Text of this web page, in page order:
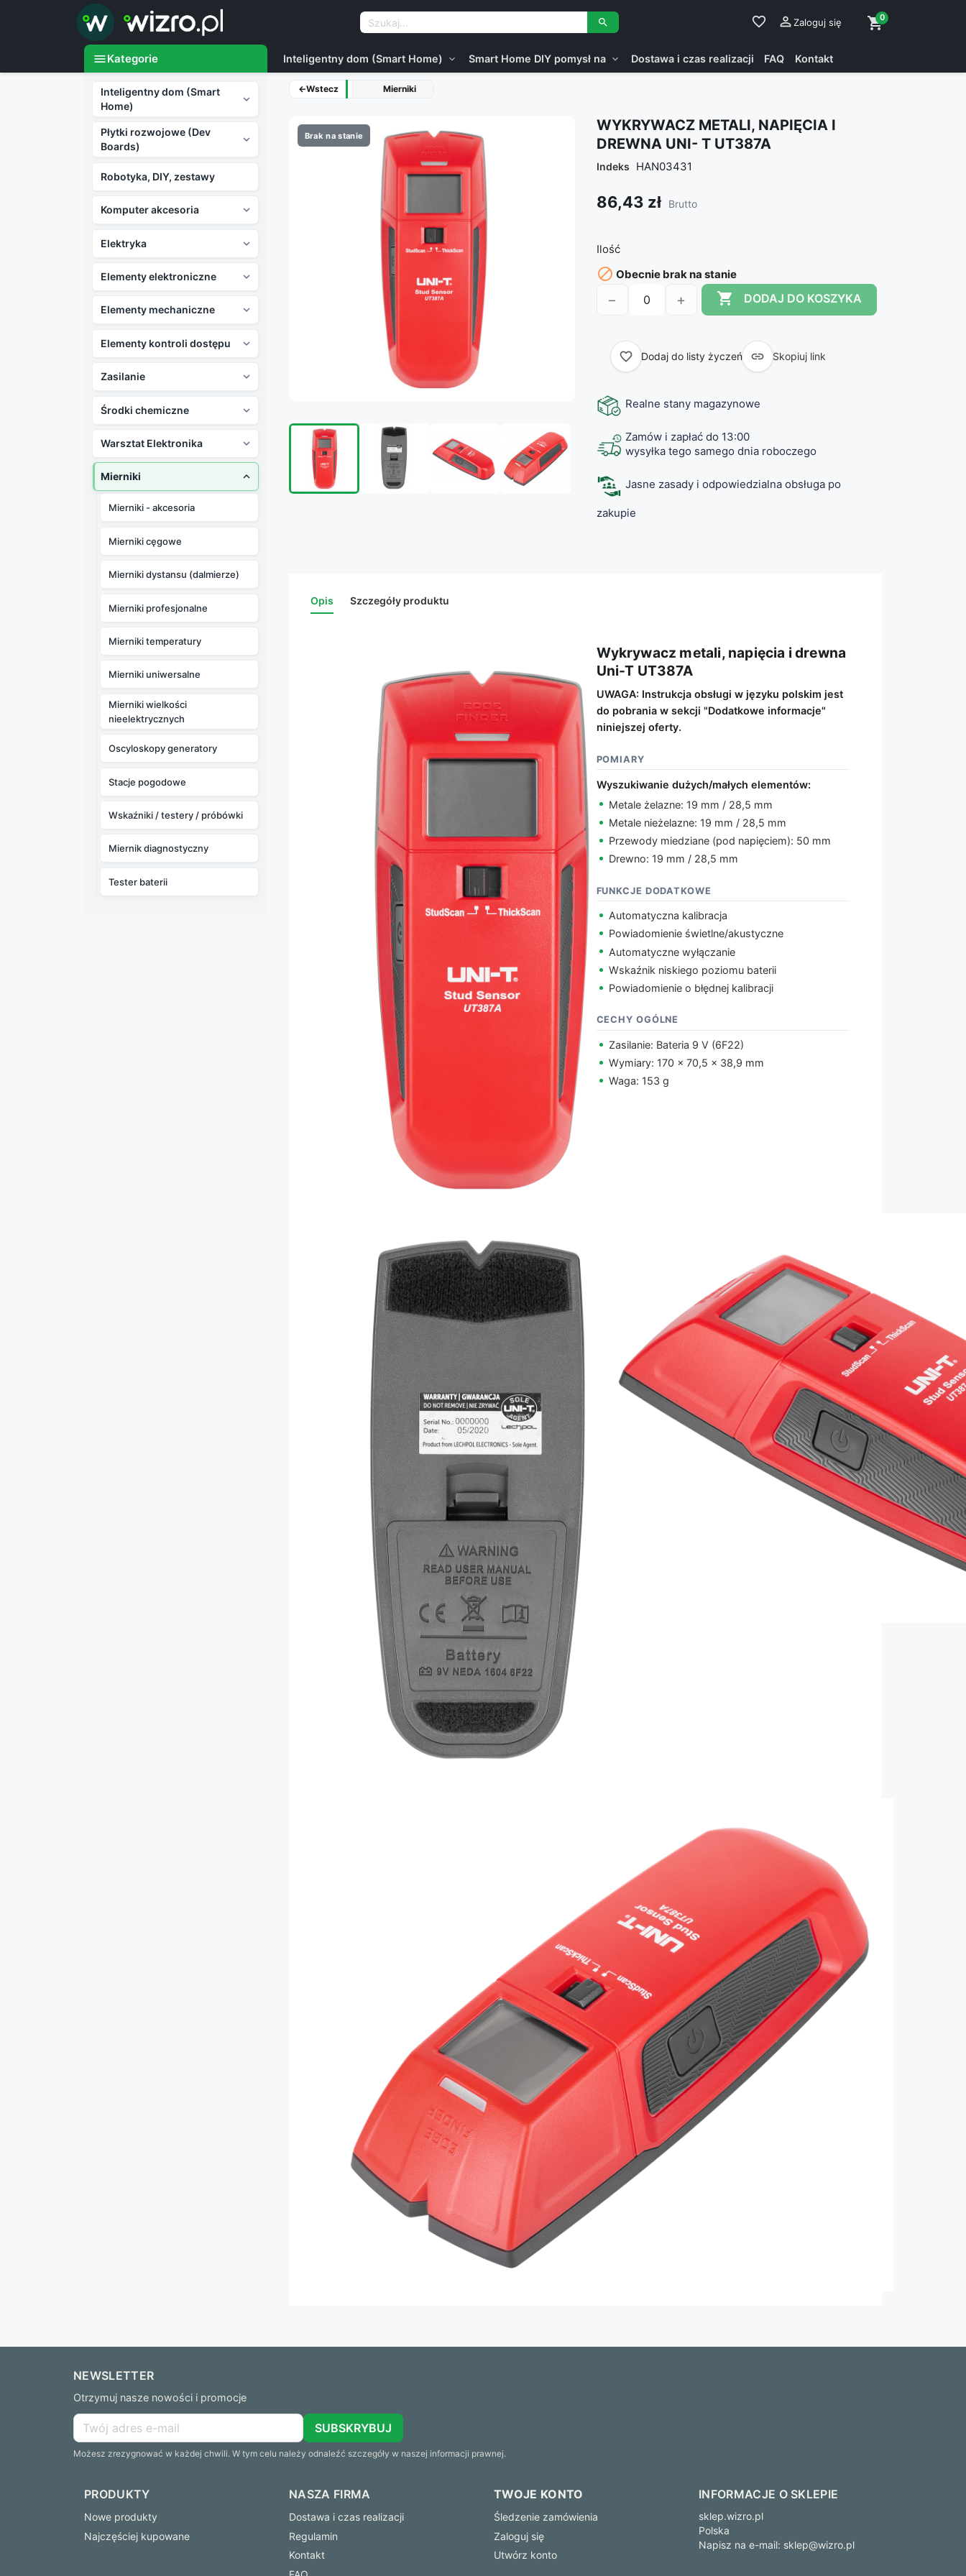
 favorite_border Zaloguj się shopping_cart
0
menuKategorie Inteligentny dom (Smart Home) expand_more Smart Home DIY pomysł na expand_more Dostawa i czas realizacji FAQ Kontakt
Inteligentny dom (Smart
Home)

Płytki rozwojowe (Dev
Boards)

Robotyka, DIY, zestawy
Komputer akcesoria 
Elektryka 
Elementy elektroniczne 
Elementy mechaniczne 
Elementy kontroli dostępu 
Zasilanie 
Środki chemiczne 
Warsztat Elektronika 
Mierniki 
Mierniki - akcesoria
Mierniki cęgowe
Mierniki dystansu (dalmierze)
Mierniki profesjonalne
Mierniki temperatury
Mierniki uniwersalne
Mierniki wielkości
nieelektrycznych
Oscyloskopy generatory
Stacje pogodowe
Wskaźniki / testery / próbówki
Miernik diagnostyczny
Tester baterii
←Wstecz Mierniki
Brak na stanie
WYKRYWACZ METALI, NAPIĘCIA I
DREWNA UNI- T UT387A
Indeks HAN03431
86,43 zł Brutto
Ilość
 Obecnie brak na stanie
− +  DODAJ DO KOSZYKA
favorite_border Dodaj do listy życzeń  Skopiuj link
Realne stany magazynowe
Zamów i zapłać do 13:00
wysyłka tego samego dnia roboczego
Jasne zasady i odpowiedzialna obsługa po
zakupie
Opis Szczegóły produktu
Wykrywacz metali, napięcia i drewna
Uni-T UT387A
UWAGA: Instrukcja obsługi w języku polskim jest
do pobrania w sekcji "Dodatkowe informacje"
niniejszej oferty.
POMIARY
Wyszukiwanie dużych/małych elementów:
Metale żelazne: 19 mm / 28,5 mm
Metale nieżelazne: 19 mm / 28,5 mm
Przewody miedziane (pod napięciem): 50 mm
Drewno: 19 mm / 28,5 mm
FUNKCJE DODATKOWE
Automatyczna kalibracja
Powiadomienie świetlne/akustyczne
Automatyczne wyłączanie
Wskaźnik niskiego poziomu baterii
Powiadomienie o błędnej kalibracji
CECHY OGÓLNE
Zasilanie: Bateria 9 V (6F22)
Wymiary: 170 x 70,5 x 38,9 mm
Waga: 153 g
NEWSLETTER
Otrzymuj nasze nowości i promocje
SUBSKRYBUJ
Możesz zrezygnować w każdej chwili. W tym celu należy odnaleźć szczegóły w naszej informacji prawnej.
PRODUKTY
Nowe produkty
Najczęściej kupowane
NASZA FIRMA
Dostawa i czas realizacji
Regulamin
Kontakt
TWOJE KONTO
Śledzenie zamówienia
Zaloguj się
Utwórz konto
INFORMACJE O SKLEPIE
sklep.wizro.pl
Polska
Napisz na e-mail: sklep@wizro.pl